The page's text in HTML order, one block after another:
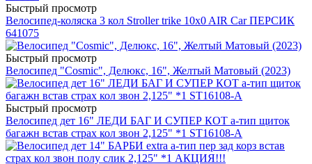
Быстрый просмотр
Велосипед-коляска 3 кол Stroller trike 10x0 AIR Car ПЕРСИК
641075
Быстрый просмотр
Велосипед "Cosmic", Делюкс, 16", Желтый Матовый (2023)
Быстрый просмотр
Велосипед дет 16" ЛЕДИ БАГ И СУПЕР КОТ a-тип щиток
багажн встав страх кол звон 2,125" *1 ST16108-A